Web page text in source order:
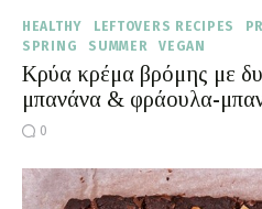
HEALTHY LEFTOVERS RECIPES
SPRING
SUMMER VEGAN
Κρύα κρέμα βρόμης με
μπανάνα & φράουλα-
0